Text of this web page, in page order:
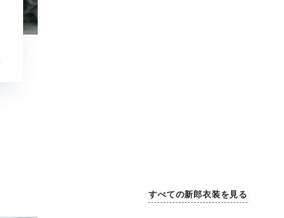
すべての新郎衣装を見る